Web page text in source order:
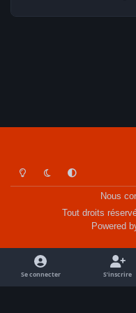
Light ModeDark ModeSystem Preference
Nous
Tout droits
Powered
Se connecter S’inscrire